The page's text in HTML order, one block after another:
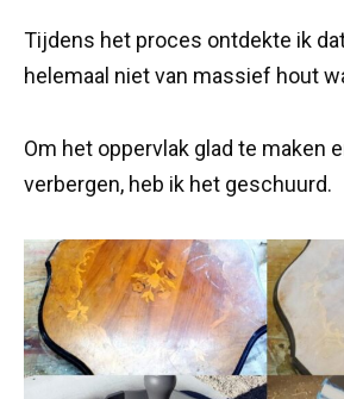
Tijdens het proces ontdekte ik
helemaal niet van massief hout
Om het oppervlak glad te maken
verbergen, heb ik het geschuurd.